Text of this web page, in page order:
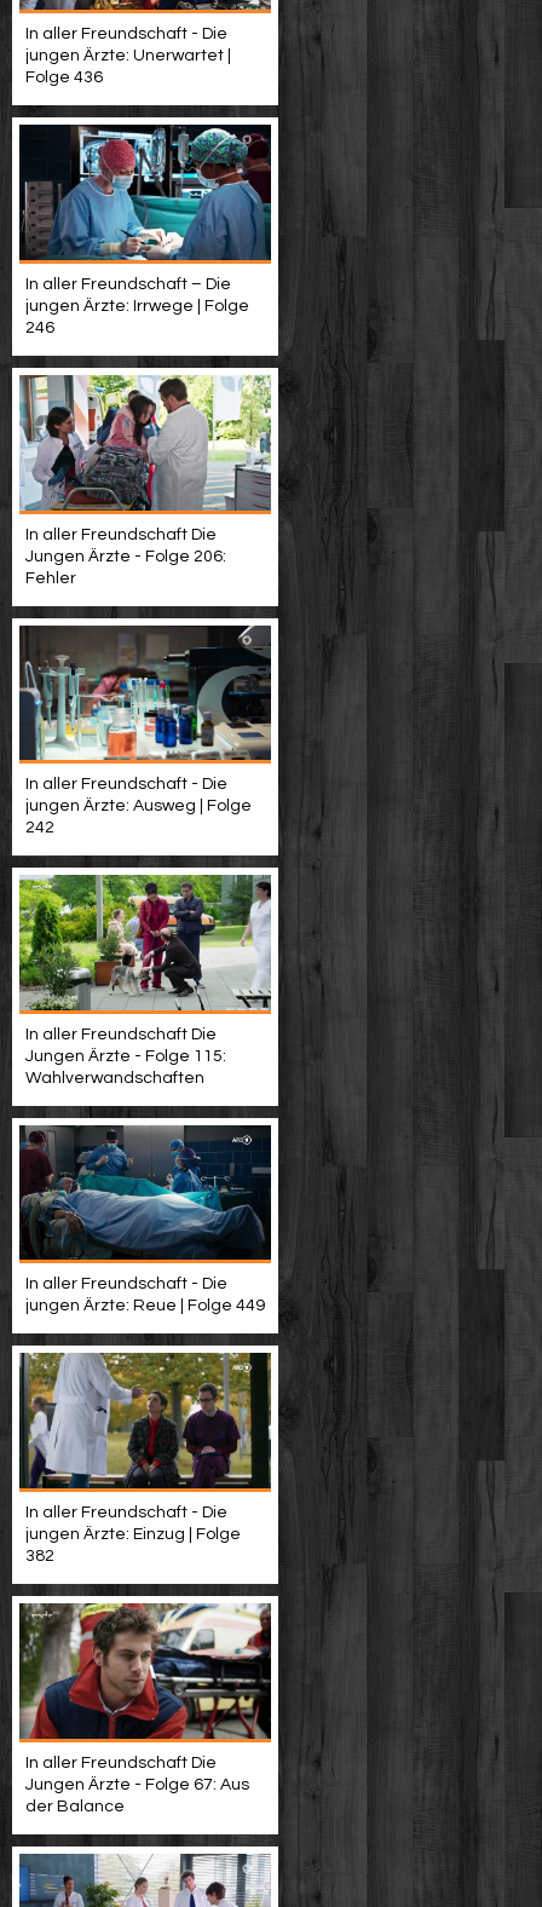
In aller Freundschaft - Die
jungen Ärzte: Unerwartet |
Folge 436
In aller Freundschaft – Die
jungen Ärzte: Irrwege | Folge
246
In aller Freundschaft Die
Jungen Ärzte - Folge 206:
Fehler
In aller Freundschaft - Die
jungen Ärzte: Ausweg | Folge
242
In aller Freundschaft Die
Jungen Ärzte - Folge 115:
Wahlverwandschaften
In aller Freundschaft - Die
jungen Ärzte: Reue | Folge 449
In aller Freundschaft - Die
jungen Ärzte: Einzug | Folge
382
In aller Freundschaft Die
Jungen Ärzte - Folge 67: Aus
der Balance